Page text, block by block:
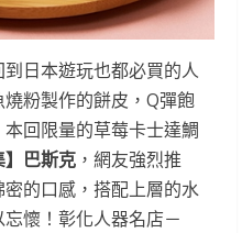
到日本遊玩也都必買的人
粉製作的餅皮，Q彈飽
回限量的草莓卡士達鯛
】巴斯克 ，網友強烈推
的口感，搭配上層的水
懷！彰化人器名店－